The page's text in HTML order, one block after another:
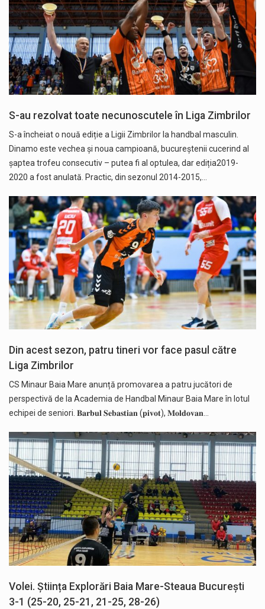
S-au rezolvat toate necunoscutele în Liga Zimbrilor
S-a încheiat o nouă ediție a Ligii Zimbrilor la handbal masculin.
Dinamo este vechea și noua campioană, bucureștenii cucerind al
șaptea trofeu consecutiv – putea fi al optulea, dar ediția2019-
2020 a fost anulată. Practic, din sezonul 2014-2015,…
Din acest sezon, patru tineri vor face pasul către
Liga Zimbrilor
CS Minaur Baia Mare anunță promovarea a patru jucători de
perspectivă de la Academia de Handbal Minaur Baia Mare în lotul
echipei de seniori. 𝐁𝐚𝐫𝐛𝐮𝐥 𝐒𝐞𝐛𝐚𝐬𝐭𝐢𝐚𝐧 (𝐩𝐢𝐯𝐨𝐭), 𝐌𝐨𝐥𝐝𝐨𝐯𝐚𝐧…
Volei. Știința Explorări Baia Mare-Steaua București
3-1 (25-20, 25-21, 21-25, 28-26)